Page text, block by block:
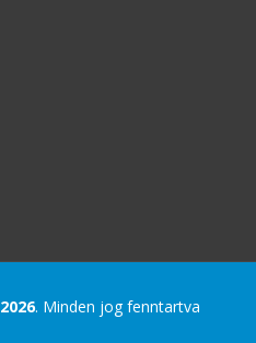
2026. Minden jog fenntartva